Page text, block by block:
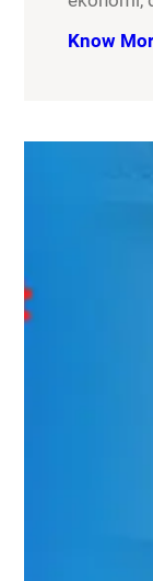
Know